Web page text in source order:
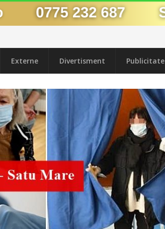
Externe Divertisment Publicitate